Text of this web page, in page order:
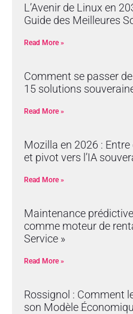
L’Avenir de Linux en
Guide des Meilleures
Read More »
Comment se passer
15 solutions
Read More »
Mozilla en 2026 :
et pivot vers l’IA
Read More »
Maintenance
comme moteur de
Service »
Read More »
Rossignol : Comment
son Modèle